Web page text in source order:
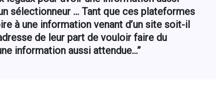
sélectionneur … Tant que ces plateformes
à une information venant d’un site soit-il
de leur part de vouloir faire du
information aussi attendue…”